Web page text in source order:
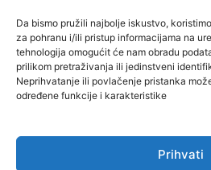
Da bismo pružili najbolje iskustvo,
za pohranu i/ili pristup informacijama na
tehnologija omogućit će nam obradu
prilikom pretraživanja ili jedinstveni
Neprihvatanje ili povlačenje pristanka
određene funkcije i karakteristike
Prihvati